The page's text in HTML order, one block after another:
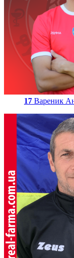
17 Вареник